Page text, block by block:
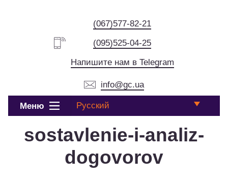
(067)577-82-21
(095)525-04-25
Напишите нам в Telegram
info@gc.ua
Меню Русский
sostavlenie-i-analiz-
dogovorov